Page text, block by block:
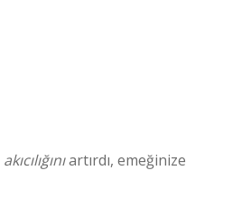
akıcılığınıartırdı, emeğinize